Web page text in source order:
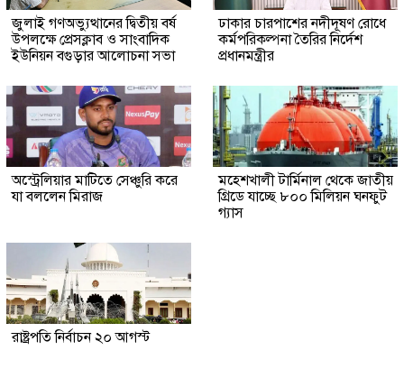
জুলাই গণঅভ্যুত্থানের দ্বিতীয় বর্ষ
উপলক্ষে প্রেসক্লাব ও সাংবাদিক
ইউনিয়ন বগুড়ার আলোচনা সভা
ঢাকার চারপাশের নদীদূষণ রোধে
কর্মপরিকল্পনা তৈরির নির্দেশ
প্রধানমন্ত্রীর
অস্ট্রেলিয়ার মাটিতে সেঞ্চুরি করে
যা বললেন মিরাজ
মহেশখালী টার্মিনাল থেকে জাতীয়
গ্রিডে যাচ্ছে ৮০০ মিলিয়ন ঘনফুট
গ্যাস
রাষ্ট্রপতি নির্বাচন ২০ আগস্ট